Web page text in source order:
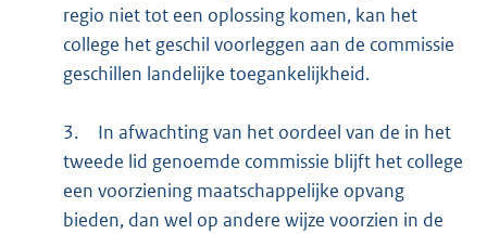
regio niet tot een oplossing komen, kan het
college het geschil voorleggen aan de commissie
geschillen landelijke toegankelijkheid.
3.
In afwachting van het oordeel van de in het
tweede lid genoemde commissie blijft het college
een voorziening maatschappelijke opvang
bieden, dan wel op andere wijze voorzien in de